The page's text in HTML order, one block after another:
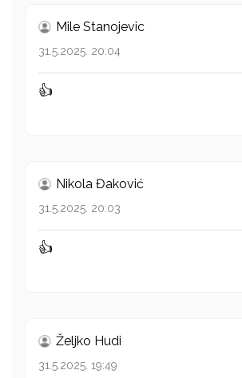
Mile Stanojevic
31.5.2025. 20:04
👍
Nikola Đaković
31.5.2025. 20:03
👍
Željko Hudi
31.5.2025. 19:49